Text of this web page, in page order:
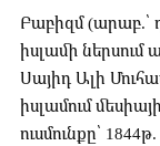
Բաբիզմ (արաբ.՝
իսլամի
Սայիդ Ալի
իսլամում
ուսմունքը՝